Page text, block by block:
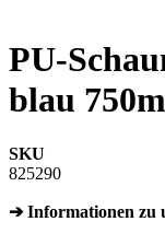
PU-
blau
SKU
825290
➔ Informationen zu